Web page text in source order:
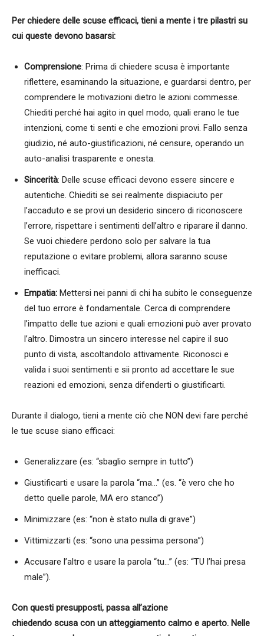
Per chiedere delle scuse efficaci, tieni a mente i tre pilastri su
cui queste devono basarsi:
Comprensione: Prima di chiedere scusa è importante
riflettere, esaminando la situazione, e guardarsi dentro, per
comprendere le motivazioni dietro le azioni commesse.
Chiediti perché hai agito in quel modo, quali erano le tue
intenzioni, come ti senti e che emozioni provi. Fallo senza
giudizio, né auto-giustificazioni, né censure, operando un
auto-analisi trasparente e onesta.
Sincerità: Delle scuse efficaci devono essere sincere e
autentiche. Chiediti se sei realmente dispiaciuto per
l’accaduto e se provi un desiderio sincero di riconoscere
l’errore, rispettare i sentimenti dell’altro e riparare il danno.
Se vuoi chiedere perdono solo per salvare la tua
reputazione o evitare problemi, allora saranno scuse
inefficaci.
Empatia: Mettersi nei panni di chi ha subito le conseguenze
del tuo errore è fondamentale. Cerca di comprendere
l’impatto delle tue azioni e quali emozioni può aver provato
l’altro. Dimostra un sincero interesse nel capire il suo
punto di vista, ascoltandolo attivamente. Riconosci e
valida i suoi sentimenti e sii pronto ad accettare le sue
reazioni ed emozioni, senza difenderti o giustificarti.
Durante il dialogo, tieni a mente ciò che NON devi fare perché
le tue scuse siano efficaci:
Generalizzare (es: “sbaglio sempre in tutto”)
Giustificarti e usare la parola “ma…” (es. “è vero che ho
detto quelle parole, MA ero stanco”)
Minimizzare (es: “non è stato nulla di grave”)
Vittimizzarti (es: “sono una pessima persona”)
Accusare l’altro e usare la parola “tu…” (es: “TU l’hai presa
male”).
Con questi presupposti, passa all’azione
chiedendo scusa con un atteggiamento calmo e aperto. Nelle